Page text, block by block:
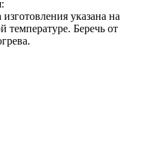
указана на
температуре. Беречь от